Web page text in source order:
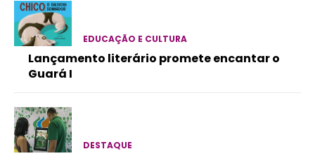
EDUCAÇÃO E CULTURA
Lançamento literário promete encantar o
Guará I
DESTAQUE